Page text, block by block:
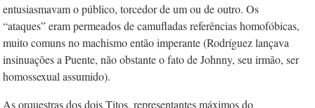
entusiasmavam o público, torcedor de um ou de outro. Os
“ataques” eram permeados de camufladas referências homofóbicas,
muito comuns no machismo então imperante (Rodríguez lançava
insinuações a Puente, não obstante o fato de Johnny, seu irmão, ser
homossexual assumido).
As orquestras dos dois Titos, representantes máximos do